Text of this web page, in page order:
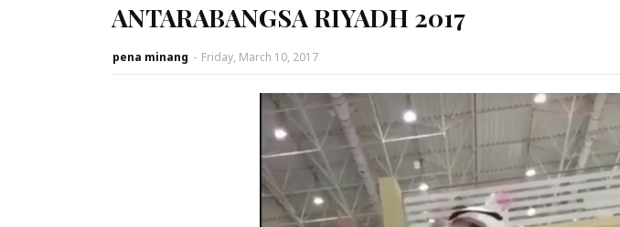
ANTARABANGSA RIYADH 2017
pena minang - Friday, March 10, 2017